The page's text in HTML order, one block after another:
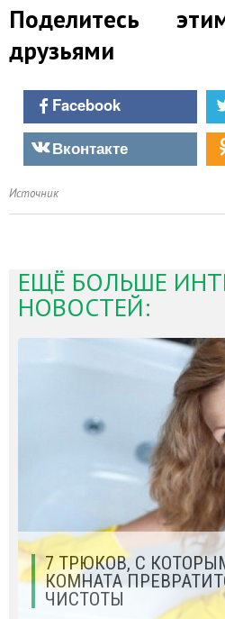
Поделитесь
друзьями
Facebook
Вконтакте
Источник
ЕЩЁ БОЛЬШЕ
НОВОСТЕЙ:
7 ТРЮКОВ, С
КОМНАТА
ЧИСТОТЫ